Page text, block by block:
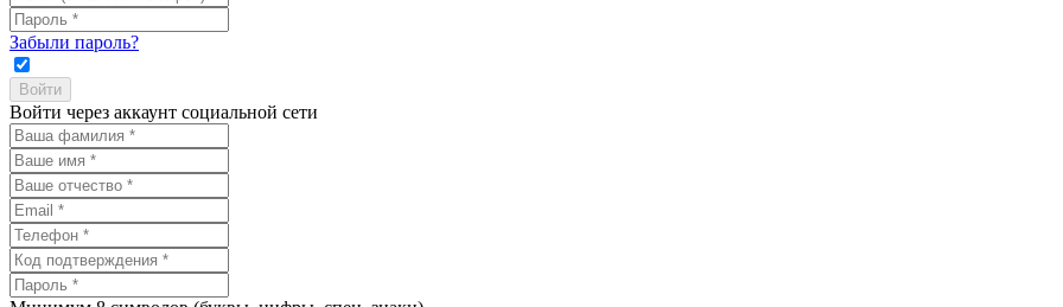
Забыли пароль?
Войти через аккаунт социальной сети